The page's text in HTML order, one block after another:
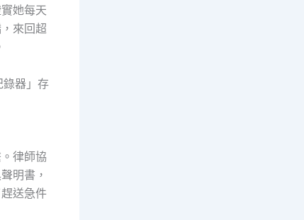
她每天
來回超
錄器」存
律師協
明書，
送急件